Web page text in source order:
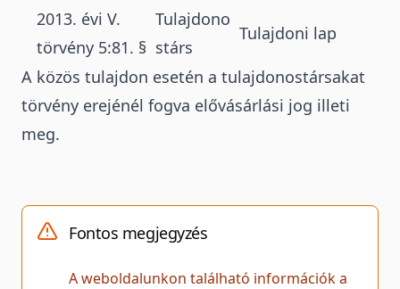
2013. évi V.
törvény 5:81. §
Tulajdono
stárs
Tulajdoni lap
A közös tulajdon esetén a tulajdonostársakat
törvény erejénél fogva elővásárlási jog illeti
meg.
Fontos megjegyzés
A weboldalunkon található információk a